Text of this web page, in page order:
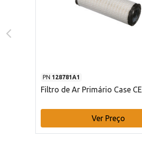
PN 128781A1
Filtro de Ar Primário Case CE
Ver Preço